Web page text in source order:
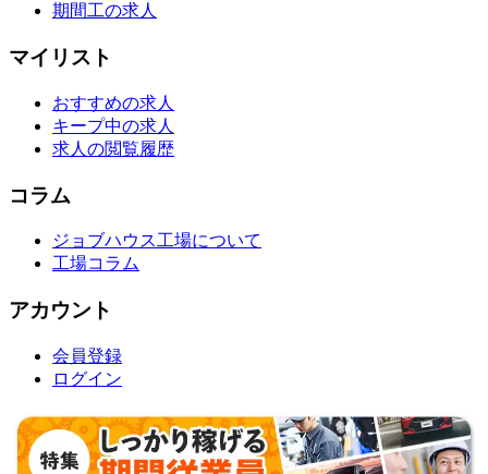
期間工の求人
マイリスト
おすすめの求人
キープ中の求人
求人の閲覧履歴
コラム
ジョブハウス工場について
工場コラム
アカウント
会員登録
ログイン